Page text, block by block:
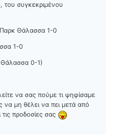
του συγκεκριμένου
Θάλασσα 1-0
1-0
Θάλασσα 0-1)
να σας πούμε τι ψηφίσαμε
να μη θέλει να πει μετά από
προδοσίες σας